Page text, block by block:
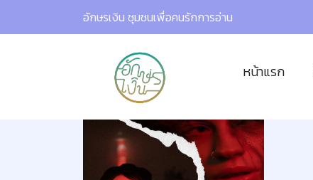
อักษรเงิน ชุมชนเพื่อคนรักการอ่าน
หน้าแรก